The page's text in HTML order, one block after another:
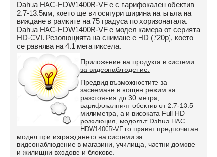
Dahua HAC-HDW1400R-VF е с варифокален обектив
2.7-13.5мм, което ще ви осигури ширина на ъгъла на
виждане в рамките на 75 градуса по хоризонатала.
Dahua HAC-HDW1400R-VF е модел камера от серията
HD-CVI. Резолюцията на снимане е HD (720p), което
се равнява на 4.1 мегапиксела.
Приложение на продукта в системи
за видеонаблюдение:
Предвид възможностите за
заснемане в нощен режим на
разстояния до 30 метра,
варифокалният обектив от 2.7-13.5
милиметра, а и високата Full HD
резолюция, моделът Dahua HAC-
HDW1400R-VF го правят предпочитан
модел при изграждането на системи за
видеонаблюдение в магазини, училища, частни домове
и жилищни входове и блокове.